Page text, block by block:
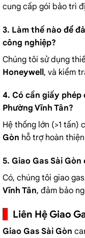
cung cấp gói bảo trì
3. Làm thế nào để
công nghiệp?
Chúng tôi sử dụng
Honeywell, và kiểm
4. Có cần giấy
Phường Vĩnh Tân?
Hệ thống lớn (>1 tấn)
Gòn hỗ trợ hoàn
5. Giao Gas Sài
Có, chúng tôi giao
Vĩnh Tân, đảm bảo
Liên Hệ Giao
Giao Gas Sài Gòn